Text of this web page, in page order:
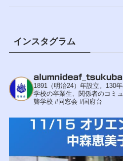
インスタグラム
alumnideaf_tsukuba
1891（明治24）年設立。130
学校の卒業生、関係者のコミュ
聾学校 #同窓会 #国府台